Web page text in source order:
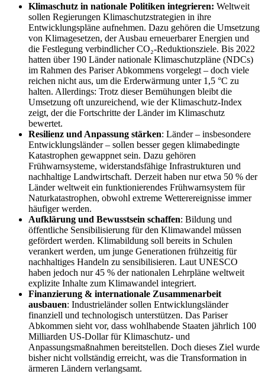
Klimaschutz in nationale Politiken integrieren: Weltweit
sollen Regierungen Klimaschutzstrategien in ihre
Entwicklungspläne aufnehmen. Dazu gehören die Umsetzung
von Klimagesetzen, der Ausbau erneuerbarer Energien und
die Festlegung verbindlicher CO₂-Reduktionsziele. Bis 2022
hatten über 190 Länder nationale Klimaschutzpläne (NDCs)
im Rahmen des Pariser Abkommens vorgelegt – doch viele
reichen nicht aus, um die Erderwärmung unter 1,5 °C zu
halten. Allerdings: Trotz dieser Bemühungen bleibt die
Umsetzung oft unzureichend, wie der Klimaschutz-Index
zeigt, der die Fortschritte der Länder im Klimaschutz
bewertet.
Resilienz und Anpassung stärken: Länder – insbesondere
Entwicklungsländer – sollen besser gegen klimabedingte
Katastrophen gewappnet sein. Dazu gehören
Frühwarnsysteme, widerstandsfähige Infrastrukturen und
nachhaltige Landwirtschaft. Derzeit haben nur etwa 50 % der
Länder weltweit ein funktionierendes Frühwarnsystem für
Naturkatastrophen, obwohl extreme Wetterereignisse immer
häufiger werden.
Aufklärung und Bewusstsein schaffen: Bildung und
öffentliche Sensibilisierung für den Klimawandel müssen
gefördert werden. Klimabildung soll bereits in Schulen
verankert werden, um junge Generationen frühzeitig für
nachhaltiges Handeln zu sensibilisieren. Laut UNESCO
haben jedoch nur 45 % der nationalen Lehrpläne weltweit
explizite Inhalte zum Klimawandel integriert.
Finanzierung & internationale Zusammenarbeit
ausbauen: Industrieländer sollen Entwicklungsländer
finanziell und technologisch unterstützen. Das Pariser
Abkommen sieht vor, dass wohlhabende Staaten jährlich 100
Milliarden US-Dollar für Klimaschutz- und
Anpassungsmaßnahmen bereitstellen. Doch dieses Ziel wurde
bisher nicht vollständig erreicht, was die Transformation in
ärmeren Ländern verlangsamt.